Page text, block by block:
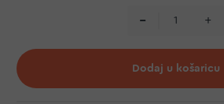
Dodaj u košaricu